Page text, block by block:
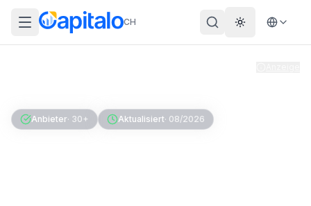
CH Theme
Anbieter· 30+ Aktualisiert· 08/2026